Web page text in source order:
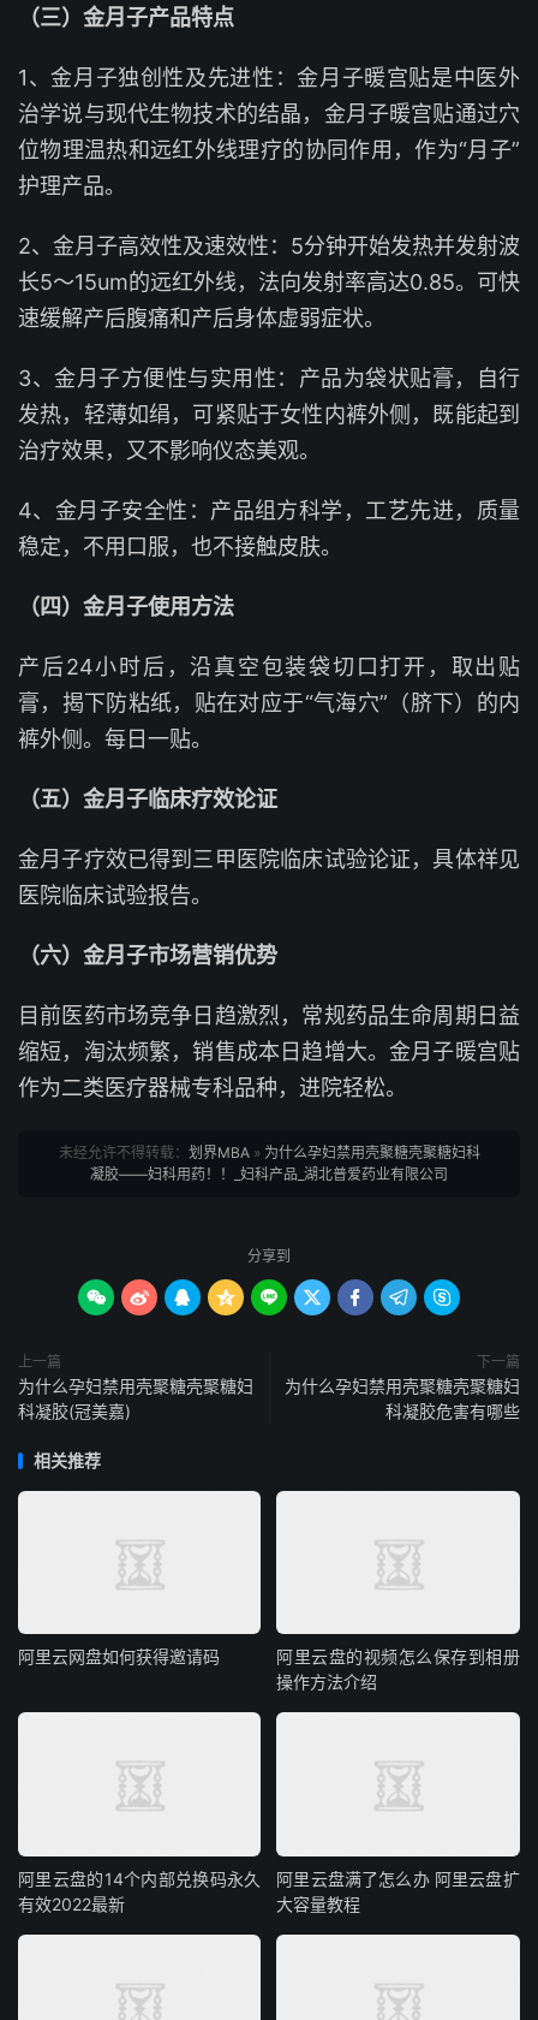
（三）金月子产品特点
1、金月子独创性及先进性：金月子暖宫贴是中医外
治学说与现代生物技术的结晶，金月子暖宫贴通过穴
位物理温热和远红外线理疗的协同作用，作为“月子”
护理产品。
2、金月子高效性及速效性：5分钟开始发热并发射波
长5～15um的远红外线，法向发射率高达0.85。可快
速缓解产后腹痛和产后身体虚弱症状。
3、金月子方便性与实用性：产品为袋状贴膏，自行
发热，轻薄如绢，可紧贴于女性内裤外侧，既能起到
治疗效果，又不影响仪态美观。
4、金月子安全性：产品组方科学，工艺先进，质量
稳定，不用口服，也不接触皮肤。
（四）金月子使用方法
产后24小时后，沿真空包装袋切口打开，取出贴
膏，揭下防粘纸，贴在对应于“气海穴”（脐下）的内
裤外侧。每日一贴。
（五）金月子临床疗效论证
金月子疗效已得到三甲医院临床试验论证，具体祥见
医院临床试验报告。
（六）金月子市场营销优势
目前医药市场竞争日趋激烈，常规药品生命周期日益
缩短，淘汰频繁，销售成本日趋增大。金月子暖宫贴
作为二类医疗器械专科品种，进院轻松。
未经允许不得转载： 划界MBA» 为什么孕妇禁用壳聚糖壳聚糖妇科
凝胶——妇科用药！！_妇科产品_湖北普爱药业有限公司
分享到
        
上一篇
为什么孕妇禁用壳聚糖壳聚糖妇
科凝胶(冠美嘉)
下一篇
为什么孕妇禁用壳聚糖壳聚糖妇
科凝胶危害有哪些
相关推荐
阿里云网盘如何获得邀请码
阿里云盘的视频怎么保存到相册
操作方法介绍
阿里云盘的14个内部兑换码永久
有效2022最新
阿里云盘满了怎么办 阿里云盘扩
大容量教程